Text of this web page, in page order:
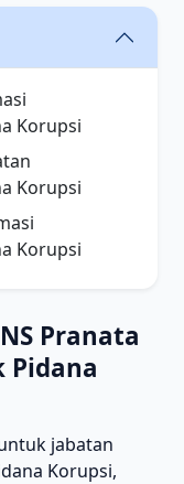
Korupsi
Korupsi
Korupsi
Pranata
Pidana
jabatan
Korupsi,